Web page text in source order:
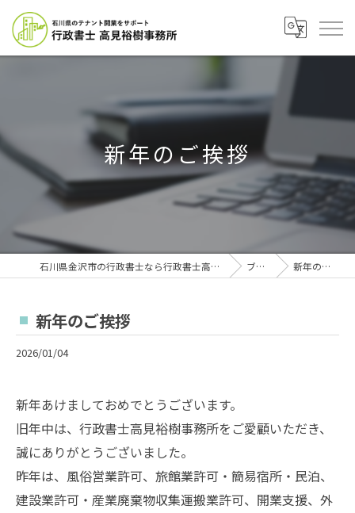
新年のご挨拶
石川県金沢市の行政書士なら行政書士高見裕樹事務所 ブログ 新年のご挨拶
新年のご挨拶
2026/01/04
新年あけましておめでとうございます。
旧年中は、行政書士高見裕樹事務所をご愛顧いただき、
誠にありがとうございました。
昨年は、風俗営業許可、旅館業許可・簡易宿所・民泊、
建設業許可・産業廃棄物収集運搬業許可、開業支援、外